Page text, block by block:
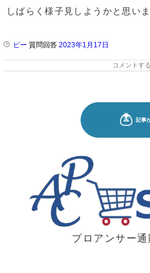
しばらく様子見しようかと思いま
ピー 質問回答 2023年1月17日
コメントする
プロアンサー通